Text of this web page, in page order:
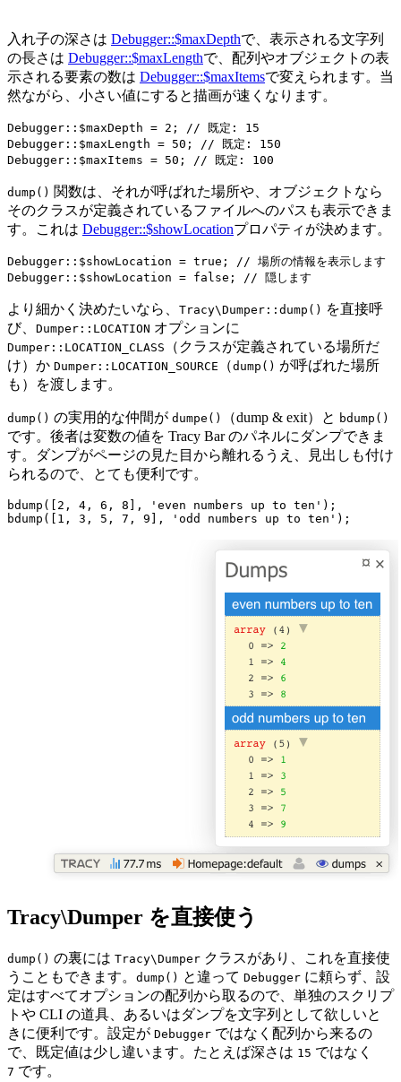
入れ子の深さは Debugger::$maxDepthで、表示される文字列
の長さは Debugger::$maxLengthで、配列やオブジェクトの表
示される要素の数は Debugger::$maxItemsで変えられます。当
然ながら、小さい値にすると描画が速くなります。
Debugger::$maxDepth = 2; // 既定: 15
Debugger::$maxLength = 50; // 既定: 150
dump() 関数は、それが呼ばれた場所や、オブジェクトなら
そのクラスが定義されているファイルへのパスも表示できま
す。これは Debugger::$showLocationプロパティが決めます。
Debugger::$showLocation = true; // 場所の情報を表示します
より細かく決めたいなら、 Tracy\Dumper::dump() を直接呼
び、 Dumper::LOCATION オプションに
Dumper::LOCATION_CLASS
（クラスが定義されている場所だ
け）か Dumper::LOCATION_SOURCE （dump() が呼ばれた場所
も）を渡します。
dump() の実用的な仲間が dumpe() （dump & exit）と bdump()
です。後者は変数の値を Tracy Bar のパネルにダンプできま
す。ダンプがページの見た目から離れるうえ、見出しも付け
られるので、とても便利です。
bdump([2, 4, 6, 8], 'even numbers up to ten');
Tracy\Dumper を直接使う
dump() の裏には Tracy\Dumper クラスがあり、これを直接使
うこともできます。 dump() と違って Debugger に頼らず、設
定はすべてオプションの配列から取るので、単独のスクリプ
トや CLI の道具、あるいはダンプを文字列として欲しいと
きに便利です。設定が Debugger ではなく配列から来るの
で、既定値は少し違います。たとえば深さは 15 ではなく
7 です。